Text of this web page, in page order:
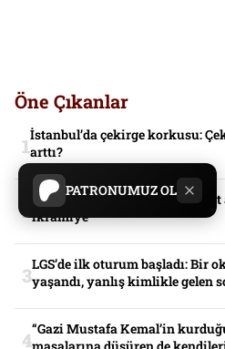
PATRONUMUZ OL
Öne Çıkanlar
İstanbul’da çekirge korkusu:
arttı?
Gazi Koşusu’nu kazanan servet
ikramiye
LGS’de ilk oturum başladı: Bir
yaşandı, yanlış kimlikle gelen
“Gazi Mustafa Kemal’in